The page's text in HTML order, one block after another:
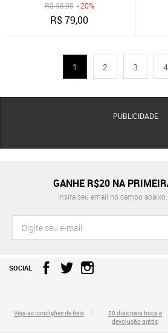
R$98,95 - 20%
R$79,00
1 2 3 4
PUBLICIDADE
GANHE R$20 NA
Insira seu email no campo abaixo.
SOCIAL
Veja as condições de frete
30 dias para troca e
devolução grátis